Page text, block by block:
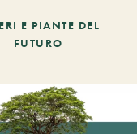
E PIANTE DEL
FUTURO